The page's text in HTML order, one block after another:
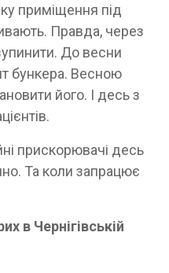
приміщення під
Правда, через
До весни
бункера. Весною
його. І десь з
прискорювачі десь
Та коли запрацює
в Чернігівській